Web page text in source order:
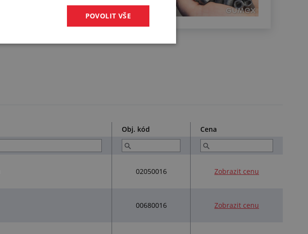
Zjistit více
Obj. kód Cena
02050016 Zobrazit cenu
00680016 Zobrazit cenu
POVOLIT VŠE